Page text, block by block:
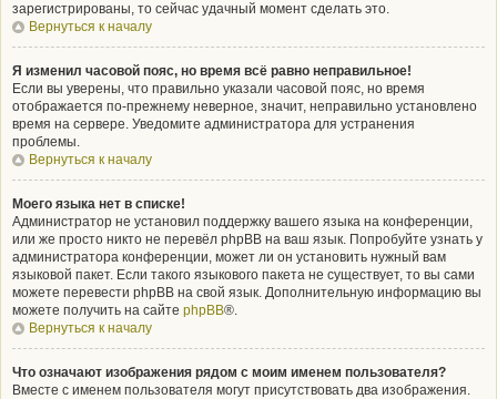
зарегистрированы, то сейчас удачный момент сделать это.
Вернуться к началу
Я изменил часовой пояс, но время всё равно неправильное!
Если вы уверены, что правильно указали часовой пояс, но время
отображается по-прежнему неверное, значит, неправильно установлено
время на сервере. Уведомите администратора для устранения
проблемы.
Вернуться к началу
Моего языка нет в списке!
Администратор не установил поддержку вашего языка на конференции,
или же просто никто не перевёл phpBB на ваш язык. Попробуйте узнать у
администратора конференции, может ли он установить нужный вам
языковой пакет. Если такого языкового пакета не существует, то вы сами
можете перевести phpBB на свой язык. Дополнительную информацию вы
можете получить на сайте phpBB®.
Вернуться к началу
Что означают изображения рядом с моим именем пользователя?
Вместе с именем пользователя могут присутствовать два изображения.